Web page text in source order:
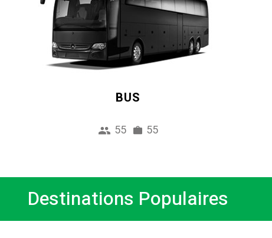
BUS
55 55
Destinations Populaires